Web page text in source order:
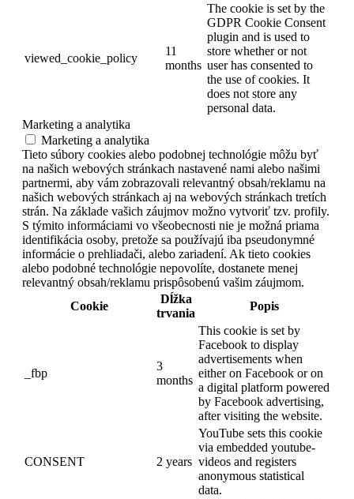
viewed_cookie_policy
11
months
The cookie is set by the
GDPR Cookie Consent
plugin and is used to
store whether or not
user has consented to
the use of cookies. It
does not store any
personal data.
Marketing a analytika
Marketing a analytika
Tieto súbory cookies alebo podobnej technológie môžu byť
na našich webových stránkach nastavené nami alebo našimi
partnermi, aby vám zobrazovali relevantný obsah/reklamu na
našich webových stránkach aj na webových stránkach tretích
strán. Na základe vašich záujmov možno vytvoriť tzv. profily.
S týmito informáciami vo všeobecnosti nie je možná priama
identifikácia osoby, pretože sa používajú iba pseudonymné
informácie o prehliadači, alebo zariadení. Ak tieto cookies
alebo podobné technológie nepovolíte, dostanete menej
relevantný obsah/reklamu prispôsobenú vašim záujmom.
Cookie
Dĺžka
trvania
Popis
_fbp
3
months
This cookie is set by
Facebook to display
advertisements when
either on Facebook or on
a digital platform powered
by Facebook advertising,
after visiting the website.
CONSENT 2 years
YouTube sets this cookie
via embedded youtube-
videos and registers
anonymous statistical
data.